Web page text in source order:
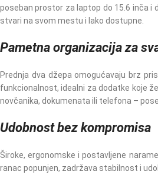
poseban prostor za laptop do 15.6 inča
stvari na svom mestu i lako dostupne.
Pametna organizacija za
Prednja dva džepa omogućavaju brz
funkcionalnost, idealni za dodatke koje
novčanika, dokumenata ili telefona –
Udobnost bez kompromisa
Široke, ergonomske i postavljene
ranac popunjen, zadržava stabilnost i